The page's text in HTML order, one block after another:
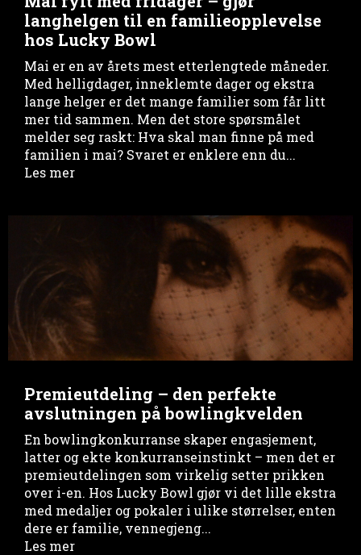
langhelgen til en familieopplevelse
hos Lucky Bowl
Mai er en av årets mest etterlengtede måneder.
Med helligdager, inneklemte dager og ekstra
lange helger er det mange familier som får litt
mer tid sammen. Men det store spørsmålet
melder seg raskt: Hva skal man finne på med
familien i mai? Svaret er enklere enn du...
Les mer
Premieutdeling – den perfekte
avslutningen på bowlingkvelden
En bowlingkonkurranse skaper engasjement,
latter og ekte konkurranseinstinkt – men det er
premieutdelingen som virkelig setter prikken
over i-en. Hos Lucky Bowl gjør vi det lille ekstra
med medaljer og pokaler i ulike størrelser, enten
dere er familie, vennegjeng...
Les mer